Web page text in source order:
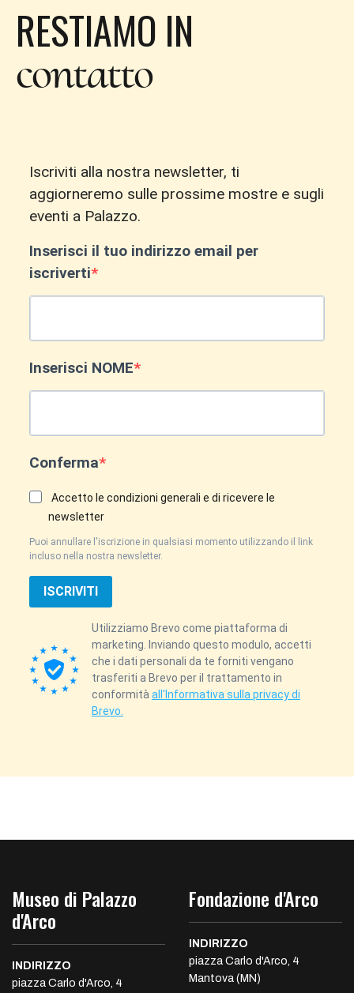
RESTIAMO IN
contatto
Iscriviti alla nostra newsletter, ti
aggiorneremo sulle prossime mostre e sugli
eventi a Palazzo.
Inserisci il tuo indirizzo email per
iscriverti
Inserisci NOME
Conferma
Accetto le condizioni generali e di ricevere le
newsletter
Puoi annullare l'iscrizione in qualsiasi momento utilizzando il link
incluso nella nostra newsletter.
ISCRIVITI
Utilizziamo Brevo come piattaforma di
marketing. Inviando questo modulo, accetti
che i dati personali da te forniti vengano
trasferiti a Brevo per il trattamento in
conformità all'Informativa sulla privacy di
Brevo.
Museo di Palazzo
d'Arco
INDIRIZZO
piazza Carlo d'Arco, 4
Fondazione d'Arco
INDIRIZZO
piazza Carlo d'Arco, 4
Mantova (MN)